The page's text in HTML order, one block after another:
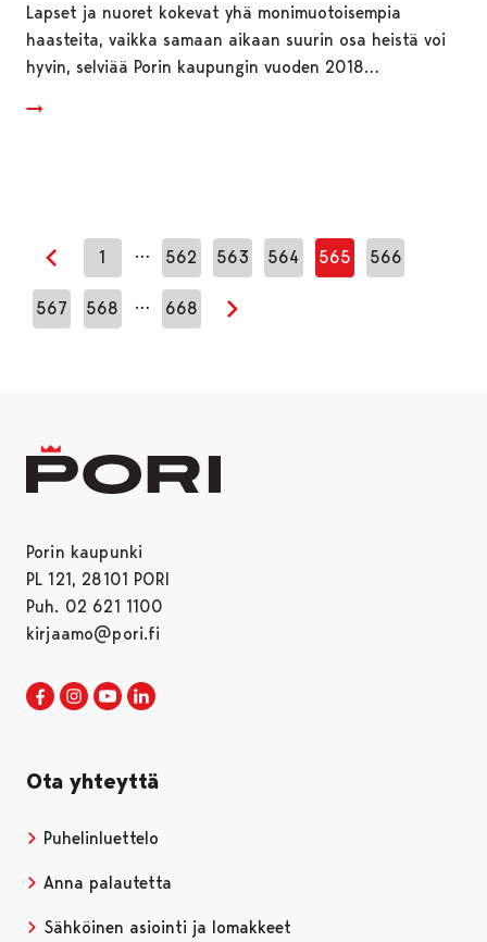
Lapset ja nuoret kokevat yhä monimuotoisempia
haasteita, vaikka samaan aikaan suurin osa heistä voi
hyvin, selviää Porin kaupungin vuoden 2018…
Edellinen sivu
1 … 562 563 564 565 566
567 568 … 668
Seuraava sivu
Porin kaupunki
PL 121, 28101 PORI
Puh. 02 621 1100
kirjaamo@pori.fi
Porin kaupunki Facebookissa
Avautuu uudessa välilehdessä
Porin kaupunki Instagramissa
Avautuu uudessa välilehdessä
Porin kaupunki Youtubessa
Avautuu uudessa välilehdessä
Ota yhteyttä
Puhelinluettelo
Anna palautetta
Sähköinen asiointi ja lomakkeet